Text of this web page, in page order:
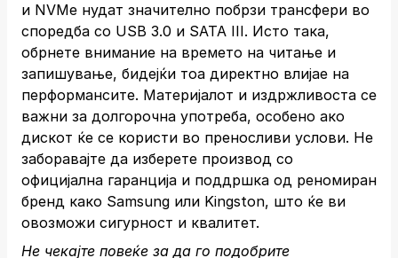
и NVMe нудат значително побрзи трансфери во
споредба со USB 3.0 и SATA III. Исто така,
обрнете внимание на времето на читање и
запишување, бидејќи тоа директно влијае на
перформансите. Материјалот и издржливоста се
важни за долгорочна употреба, особено ако
дискот ќе се користи во преносливи услови. Не
заборавајте да изберете производ со
официјална гаранција и поддршка од реномиран
бренд како Samsung или Kingston, што ќе ви
овозможи сигурност и квалитет.
Не чекајте повеќе за да го подобрите